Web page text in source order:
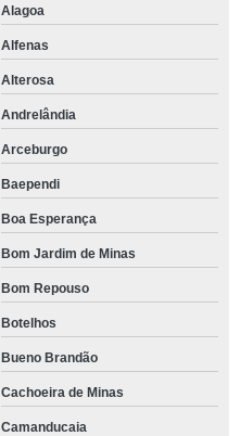
Alagoa
Alfenas
Alterosa
Andrelândia
Arceburgo
Baependi
Boa Esperança
Bom Jardim de Minas
Bom Repouso
Botelhos
Bueno Brandão
Cachoeira de Minas
Camanducaia